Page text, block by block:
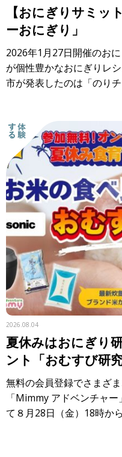
【おにぎりサミッ
ーおにぎり」
2026年1月27日開催のお
が個性豊かなおにぎりレ
市が発表したのは「のり
はの食材や工夫に注目し
2026.08.04
夏休みはおにぎり
ント「おむすび研
べ”大実験！」
無料の会員登録でさまざ
「Mimmy アドベンチャ
て８月28日（金）18時か
究所潜入＆”お米の食べ